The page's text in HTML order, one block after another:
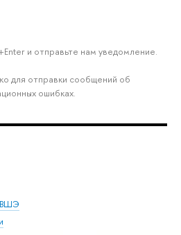
и отправьте нам уведомление.
для отправки сообщений об
ошибках.
ВШЭ